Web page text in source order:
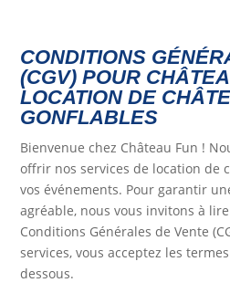
CONDITIONS
(CGV) POUR
LOCATION DE
GONFLABLES
Bienvenue chez Château Fun !
offrir nos services de location de
vos événements. Pour garantir
agréable, nous vous invitons à
Conditions Générales de Vente
services, vous acceptez les
dessous.